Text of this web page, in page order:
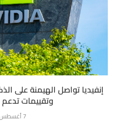
إنفيديا تواصل الهيمنة على
وتقييمات تدعم
7 أغسطس، 2026